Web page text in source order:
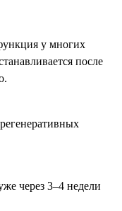
у многих
после
через 3–4 недели